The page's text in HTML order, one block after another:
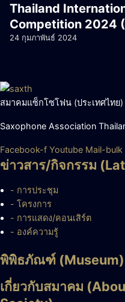
Thailand
Competition 2024
24 กุมภาพันธ์ 2024
สมาคมแซ็กโซโฟน (ประเทศไทย)
Saxophone Association
Facebook-f Youtube Mail-bulk
ข่าวสาร/กิจกรรม
- การประชุม
- โครงการ
- การแสดง/คอนเสิร์ต
- องค์ความรู้
พิพิธภัณฑ์ (Museum)
เกี่ยวกับสมาคม